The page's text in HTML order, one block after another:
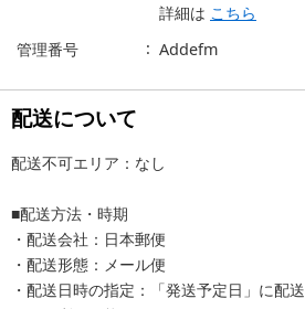
詳細は こちら
管理番号
Addefm
配送について
配送不可エリア：なし
■配送方法・時期
・配送会社：日本郵便
・配送形態：メール便
・配送日時の指定：「発送予定日」に配